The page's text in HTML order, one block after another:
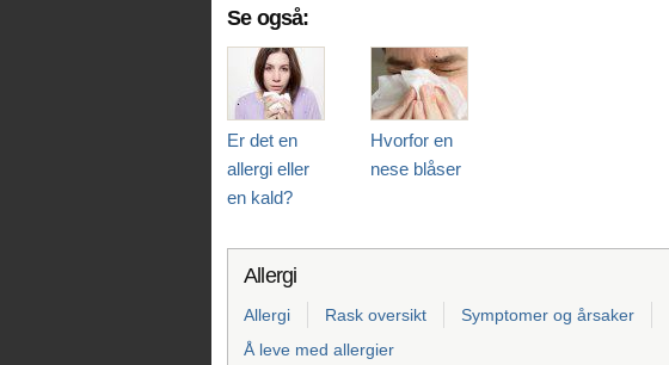
Se også:
Er det en
allergi eller
en kald?
Hvorfor en
nese blåser
Allergi
Allergi Rask oversikt Symptomer og årsaker
Å leve med allergier